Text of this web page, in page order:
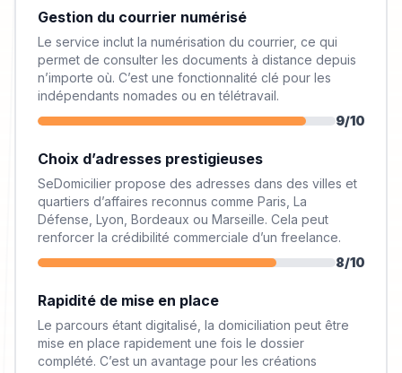
Gestion du courrier numérisé
Le service inclut la numérisation du courrier, ce qui
permet de consulter les documents à distance depuis
n’importe où. C’est une fonctionnalité clé pour les
indépendants nomades ou en télétravail.
9/10
Choix d’adresses prestigieuses
SeDomicilier propose des adresses dans des villes et
quartiers d’affaires reconnus comme Paris, La
Défense, Lyon, Bordeaux ou Marseille. Cela peut
renforcer la crédibilité commerciale d’un freelance.
8/10
Rapidité de mise en place
Le parcours étant digitalisé, la domiciliation peut être
mise en place rapidement une fois le dossier
complété. C’est un avantage pour les créations